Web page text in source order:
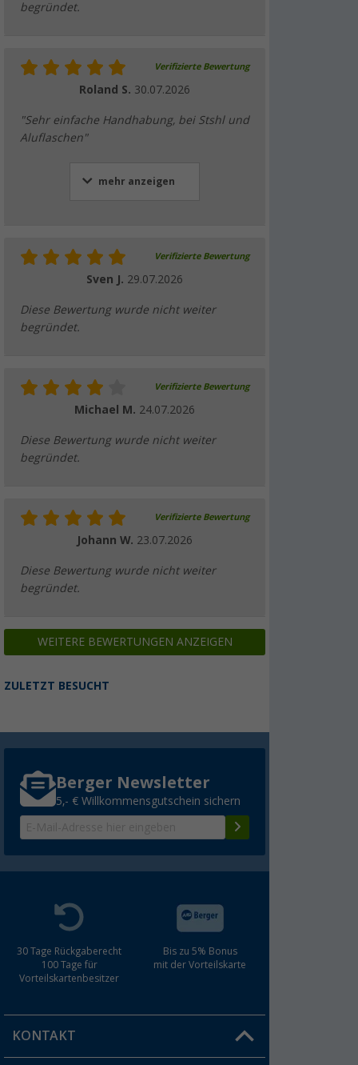
begründet.
Verifizierte Bewertung
Roland S. 30.07.2026
"Sehr einfache Handhabung, bei Stshl und
Aluflaschen"
mehr anzeigen
Verifizierte Bewertung
Sven J. 29.07.2026
Diese Bewertung wurde nicht weiter
begründet.
Verifizierte Bewertung
Michael M. 24.07.2026
Diese Bewertung wurde nicht weiter
begründet.
Verifizierte Bewertung
Johann W. 23.07.2026
Diese Bewertung wurde nicht weiter
begründet.
WEITERE BEWERTUNGEN ANZEIGEN
ZULETZT BESUCHT
Berger Newsletter
5,- € Willkommensgutschein sichern
30 Tage Rückgaberecht
100 Tage für
Vorteilskartenbesitzer
Bis zu 5% Bonus
mit der Vorteilskarte
KONTAKT